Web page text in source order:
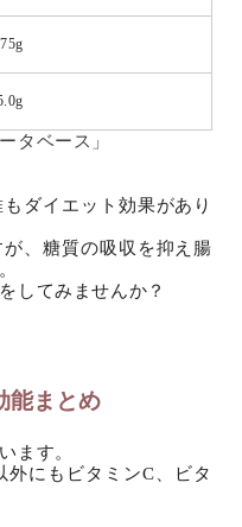
タベース」
ダイエット効果があり
、糖質の吸収を抑え腸
してみませんか？
能まとめ
ます。
外にもビタミンC、ビタ